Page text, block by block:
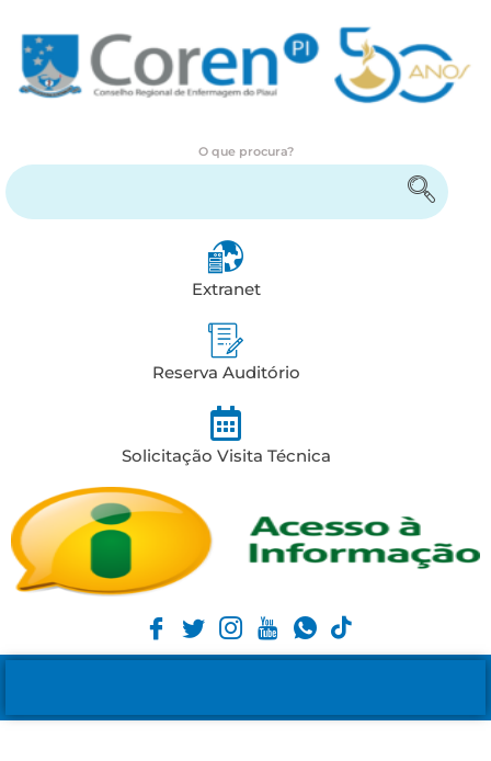
O que procura?
Extranet
Reserva Auditório
Solicitação Visita Técnica